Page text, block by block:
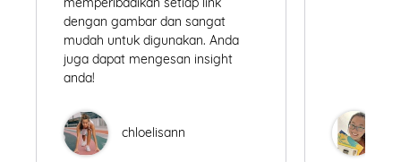
dengan gambar dan sangat
mudah untuk digunakan. Anda
juga dapat mengesan insight
anda!
chloelisann